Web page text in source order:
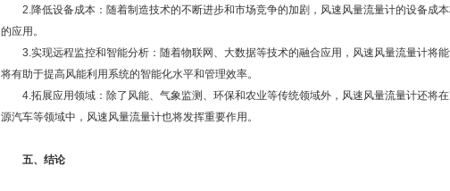
2.降低设备成本：随着制造技术的不断进步和市场竞争的加剧，风速风量流量计的设备成
的应用。
3.实现远程监控和智能分析：随着物联网、大数据等技术的融合应用，风速风量流量计将
将有助于提高风能利用系统的智能化水平和管理效率。
4.拓展应用领域：除了风能、气象监测、环保和农业等传统领域外，风速风量流量计还将
源汽车等领域中，风速风量流量计也将发挥重要作用。
五、结论